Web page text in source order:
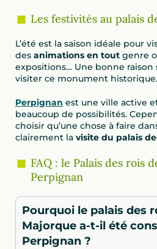
Les festivités au palais
L’été est la saison idéale pour
des animations en tout genre
expositions… Une bonne
visiter ce monument historique.
Perpignan est une ville active
beaucoup de possibilités.
choisir qu’une chose à faire
clairement la visite du palais
FAQ : le Palais des rois
Perpignan
Pourquoi le palais des
Majorque a-t-il été
Perpignan ?